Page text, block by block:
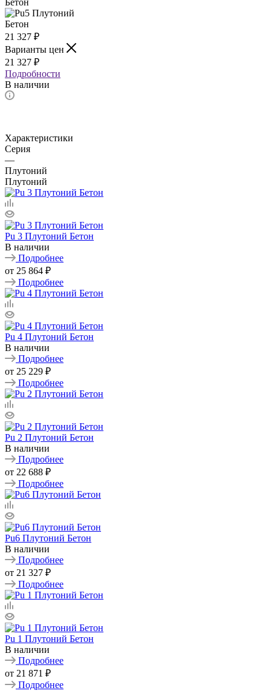
21 327 ₽
Варианты цен
21 327 ₽
Подробности
В наличии
Характеристики
Серия
—
Плутоний
Плутоний
Pu 3 Плутоний Бетон
В наличии
Подробнее
от 25 864 ₽
Подробнее
Pu 4 Плутоний Бетон
В наличии
Подробнее
от 25 229 ₽
Подробнее
Pu 2 Плутоний Бетон
В наличии
Подробнее
от 22 688 ₽
Подробнее
Pu6 Плутоний Бетон
В наличии
Подробнее
от 21 327 ₽
Подробнее
Pu 1 Плутоний Бетон
В наличии
Подробнее
от 21 871 ₽
Подробнее